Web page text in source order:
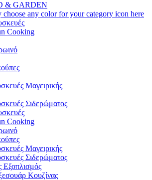
& GARDEN
choose any color for your category icon here
Cooking
Μαγειρικής
Σιδερώματος
Cooking
Μαγειρικής
Σιδερώματος
Εξοπλισμός
Κουζίνας